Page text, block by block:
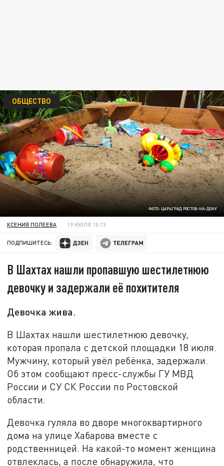
ФОТО: ЦАРЬГРАД РОСТОВ-НА-ДОНУ
ОБЩЕСТВО
КСЕНИЯ ПОЛЕЕВА 19 ИЮЛЯ 10:13
ПОДПИШИТЕСЬ:
В Шахтах нашли пропавшую шестилетнюю
девочку и задержали её похитителя
Девочка жива.
В Шахтах нашли шестилетнюю девочку,
которая пропала с детской площадки 18 июля.
Мужчину, который увёл ребёнка, задержали.
Об этом сообщают пресс-службы ГУ МВД
России и СУ СК России по Ростовской
области.
Девочка гуляла во дворе многоквартирного
дома на улице Хабарова вместе с
родственницей. На какой-то момент женщина
отвлеклась, а после обнаружила, что